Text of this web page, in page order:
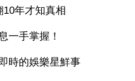
年才知真相
一手掌握！
時的娛樂星鮮事